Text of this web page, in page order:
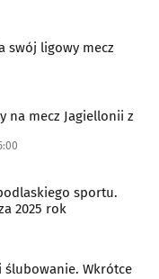
swój ligowy mecz
na mecz Jagiellonii z
sportu.
2025 rok
ślubowanie. Wkrótce